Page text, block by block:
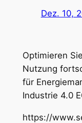
Dez. 10,
Optimieren
Nutzung
für
Industrie 4.0
https://